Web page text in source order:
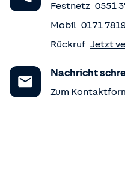
Festnetz 0551
Mobil 0171
Rückruf Jetzt
Nachricht
Zum